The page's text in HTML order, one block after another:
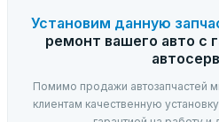
Установим данную
ремонт вашего авто с
Помимо продажи автозапчастей
клиентам качественную